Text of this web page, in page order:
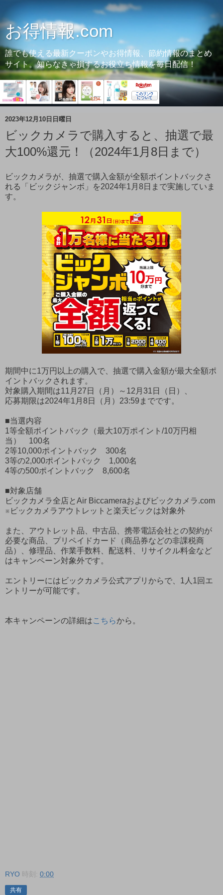
お得情報.com
誰でも使える最新クーポンやお得情報、節約情報のまとめ
サイト。知らなきゃ損するお役立ち情報を毎日配信！
2023年12月10日日曜日
ビックカメラで購入すると、抽選で最
大100%還元！（2024年1月8日まで）
ビックカメラが、抽選で購入金額が全額ポイントバックさ
れる「ビックジャンボ」を2024年1月8日まで実施していま
す。
期間中に1万円以上の購入で、抽選で購入金額が最大全額ポ
イントバックされます。
対象購入期間は11月27日（月）～12月31日（日）、
応募期限は2024年1月8日（月）23:59までです。
■当選内容
1等全額ポイントバック（最大10万ポイント/10万円相
当） 100名
2等10,000ポイントバック 300名
3等の2,000ポイントバック 1,000名
4等の500ポイントバック 8,600名
■対象店舗
ビックカメラ全店とAir Biccameraおよびビックカメラ.com
※ビックカメラアウトレットと楽天ビックは対象外
また、アウトレット品、中古品、携帯電話会社との契約が
必要な商品、プリペイドカード（商品券などの非課税商
品）、修理品、作業手数料、配送料、リサイクル料金など
はキャンペーン対象外です。
エントリーにはビックカメラ公式アプリからで、1人1回エ
ントリーが可能です。
本キャンペーンの詳細はこちらから。
RYO 時刻: 0:00
共有